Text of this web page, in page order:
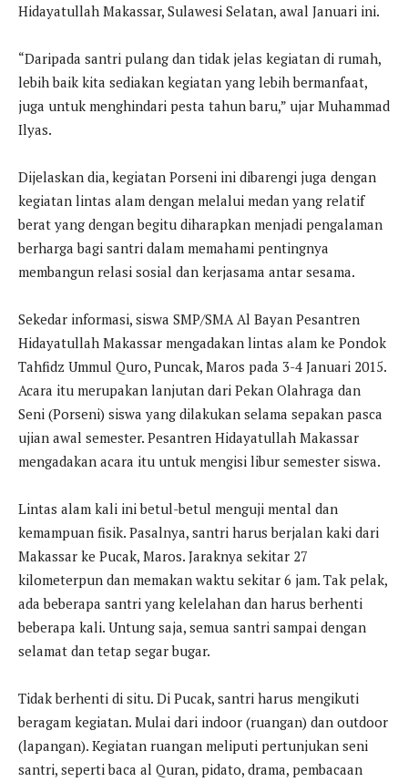
Hidayatullah Makassar, Sulawesi Selatan, awal Januari ini.
“Daripada santri pulang dan tidak jelas kegiatan di rumah,
lebih baik kita sediakan kegiatan yang lebih bermanfaat,
juga untuk menghindari pesta tahun baru,” ujar Muhammad
Ilyas.
Dijelaskan dia, kegiatan Porseni ini dibarengi juga dengan
kegiatan lintas alam dengan melalui medan yang relatif
berat yang dengan begitu diharapkan menjadi pengalaman
berharga bagi santri dalam memahami pentingnya
membangun relasi sosial dan kerjasama antar sesama.
Sekedar informasi, siswa SMP/SMA Al Bayan Pesantren
Hidayatullah Makassar mengadakan lintas alam ke Pondok
Tahfidz Ummul Quro, Puncak, Maros pada 3-4 Januari 2015.
Acara itu merupakan lanjutan dari Pekan Olahraga dan
Seni (Porseni) siswa yang dilakukan selama sepakan pasca
ujian awal semester. Pesantren Hidayatullah Makassar
mengadakan acara itu untuk mengisi libur semester siswa.
Lintas alam kali ini betul-betul menguji mental dan
kemampuan fisik. Pasalnya, santri harus berjalan kaki dari
Makassar ke Pucak, Maros. Jaraknya sekitar 27
kilometerpun dan memakan waktu sekitar 6 jam. Tak pelak,
ada beberapa santri yang kelelahan dan harus berhenti
beberapa kali. Untung saja, semua santri sampai dengan
selamat dan tetap segar bugar.
Tidak berhenti di situ. Di Pucak, santri harus mengikuti
beragam kegiatan. Mulai dari indoor (ruangan) dan outdoor
(lapangan). Kegiatan ruangan meliputi pertunjukan seni
santri, seperti baca al Quran, pidato, drama, pembacaan